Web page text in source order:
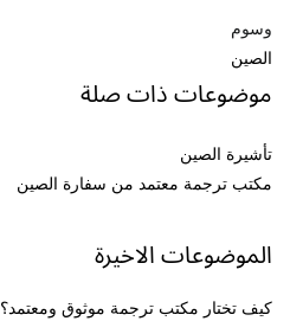
وسوم
الصين
موضوعات ذات صلة
تأشيرة الصين
مكتب ترجمة معتمد من سفارة الصين
الموضوعات الاخيرة
كيف تختار مكتب ترجمة موثوق ومعتمد؟